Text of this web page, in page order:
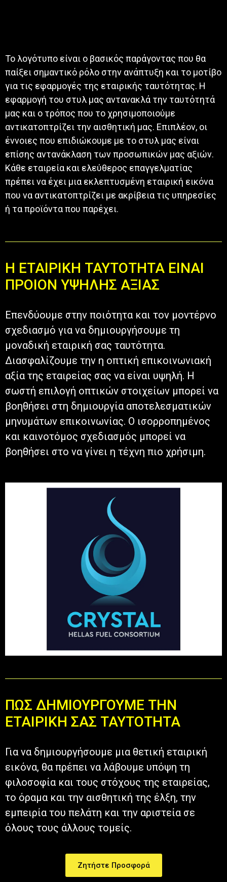
Το λογότυπο είναι ο βασικός παράγοντας που θα
παίξει σημαντικό ρόλο στην ανάπτυξη και το μοτίβο
για τις εφαρμογές της εταιρικής ταυτότητας. Η
εφαρμογή του στυλ μας αντανακλά την ταυτότητά
μας και ο τρόπος που το χρησιμοποιούμε
αντικατοπτρίζει την αισθητική μας. Επιπλέον, οι
έννοιες που επιδιώκουμε με το στυλ μας είναι
επίσης αντανάκλαση των προσωπικών μας αξιών.
Κάθε εταιρεία και ελεύθερος επαγγελματίας
πρέπει να έχει μια εκλεπτυσμένη εταιρική εικόνα
που να αντικατοπτρίζει με ακρίβεια τις υπηρεσίες
ή τα προϊόντα που παρέχει.
Η ΕΤΑΙΡΙΚΗ ΤΑΥΤΟΤΗΤΑ ΕΙΝΑΙ
ΠΡΟΙΟΝ ΥΨΗΛΗΣ ΑΞΙΑΣ
Επενδύουμε στην ποιότητα και τον μοντέρνο
σχεδιασμό για να δημιουργήσουμε τη
μοναδική εταιρική σας ταυτότητα.
Διασφαλίζουμε την η οπτική επικοινωνιακή
αξία της εταιρείας σας να είναι υψηλή. Η
σωστή επιλογή οπτικών στοιχείων μπορεί να
βοηθήσει στη δημιουργία αποτελεσματικών
μηνυμάτων επικοινωνίας. Ο ισορροπημένος
και καινοτόμος σχεδιασμός μπορεί να
βοηθήσει στο να γίνει η τέχνη πιο χρήσιμη.
ΠΩΣ ΔΗΜΙΟΥΡΓΟΥΜΕ ΤΗΝ
ΕΤΑΙΡΙΚΗ ΣΑΣ ΤΑΥΤΟΤΗΤΑ
Για να δημιουργήσουμε μια θετική εταιρική
εικόνα, θα πρέπει να λάβουμε υπόψη τη
φιλοσοφία και τους στόχους της εταιρείας,
το όραμα και την αισθητική της έλξη, την
εμπειρία του πελάτη και την αριστεία σε
όλους τους άλλους τομείς.
Ζητήστε Προσφορά